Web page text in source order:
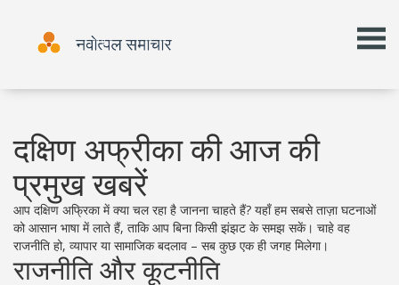
दक्षिण अफ्रीका की आज की
प्रमुख खबरें
आप दक्षिण अफ्रिका में क्या चल रहा है जानना चाहते हैं? यहाँ हम सबसे ताज़ा घटनाओं
को आसान भाषा में लाते हैं, ताकि आप बिना किसी झंझट के समझ सकें। चाहे वह
राजनीति हो, व्यापार या सामाजिक बदलाव – सब कुछ एक ही जगह मिलेगा।
राजनीति और कूटनीति